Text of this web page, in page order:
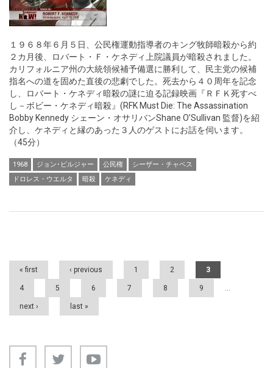
１９６８年６月５日、公民権運動指導者のキング牧師暗殺から約
２カ月後、ロバート・Ｆ・ケネディ上院議員が暗殺されました。
カリフォルニア州の大統領候補予備選に勝利して、民主党の候補
指名への道を固めた直後の悲劇でした。死去から４０周年を記念
し、ロバート・ケネディ暗殺の謎に迫る記録映画『ＲＦＫ死すべ
し－ボビー・ケネディ暗殺』(RFK Must Die: The Assassination
Bobby Kennedy シェーン・オサリバンShane O’Sullivan 監督)を紹
介し、ケネディと縁のあった３人のゲストにお話を伺います。
（45分）
1968 ジョン･ピルジャー 公民権
シーザー・チャベス
ドロレス・ウエルタ
暗殺 ケネディ
Pages
« first ‹ previous 1 2 3
4 5 6 7 8 9 …
next › last »